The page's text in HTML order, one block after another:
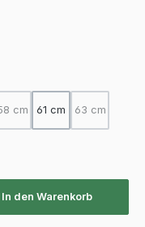
zurzeit nicht verfügbar.)
cm
(Diese Option ist zurzeit
61 cm 63 cm
(Diese
verfügbar.)
In den Warenkorb